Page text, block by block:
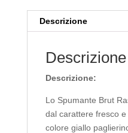
Descrizione
Descrizione
Descrizione:
Lo Spumante Brut
dal carattere fresco
colore giallo